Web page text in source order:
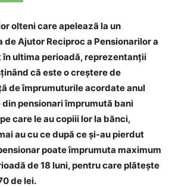
olteni care apelează la un
de Ajutor Reciproc a Pensionarilor a
ultima perioadă, reprezentanţii
că este o creştere de
de împrumuturile acordate anul
pensionari împrumută bani
care le au copiii lor la bănci,
au cu ce după ce și-au pierdut
poate împrumuta maximum
de 18 luni, pentru care plăteşte
de lei.